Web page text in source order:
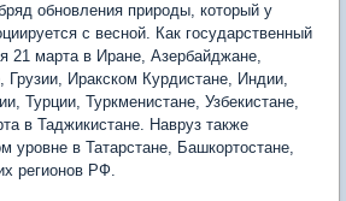
обновления природы, который у
с весной. Как государственный
21 марта в Иране, Азербайджане,
Иракском Курдистане, Индии,
Турции, Туркменистане, Узбекистане,
в Таджикистане. Навруз также
уровне в Татарстане, Башкортостане,
регионов РФ.